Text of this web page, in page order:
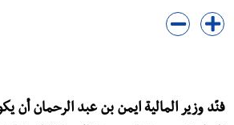
فنّد وزير المالية ايمن بن عبد الرحمان أن